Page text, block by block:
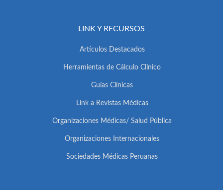
LINK Y RECURSOS
Artículos Destacados
Herramientas de Cálculo Clínico
Guías Clínicas
Link a Revistas Médicas
Organizaciones Médicas/ Salud Pública
Organizaciones Internacionales
Sociedades Médicas Peruanas